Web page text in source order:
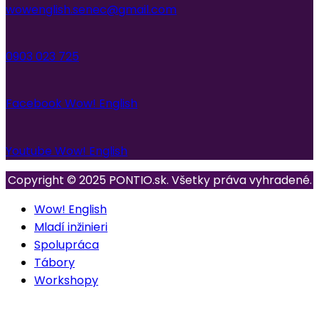
wowenglish.senec@gmail.com
0903 023 725
Facebook Wow! English
Youtube Wow! English
Copyright © 2025 PONTIO.sk. Všetky práva vyhradené.
Wow! English
Mladí inžinieri
Spolupráca
Tábory
Workshopy